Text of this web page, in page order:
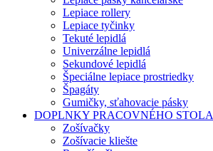
Lepiace rollery
Lepiace tyčinky
Tekuté lepidlá
Univerzálne lepidlá
Sekundové lepidlá
Špeciálne lepiace prostriedky
Špagáty
Gumičky, sťahovacie pásky
DOPLNKY PRACOVNÉHO STOLA
Zošívačky
Zošívacie kliešte